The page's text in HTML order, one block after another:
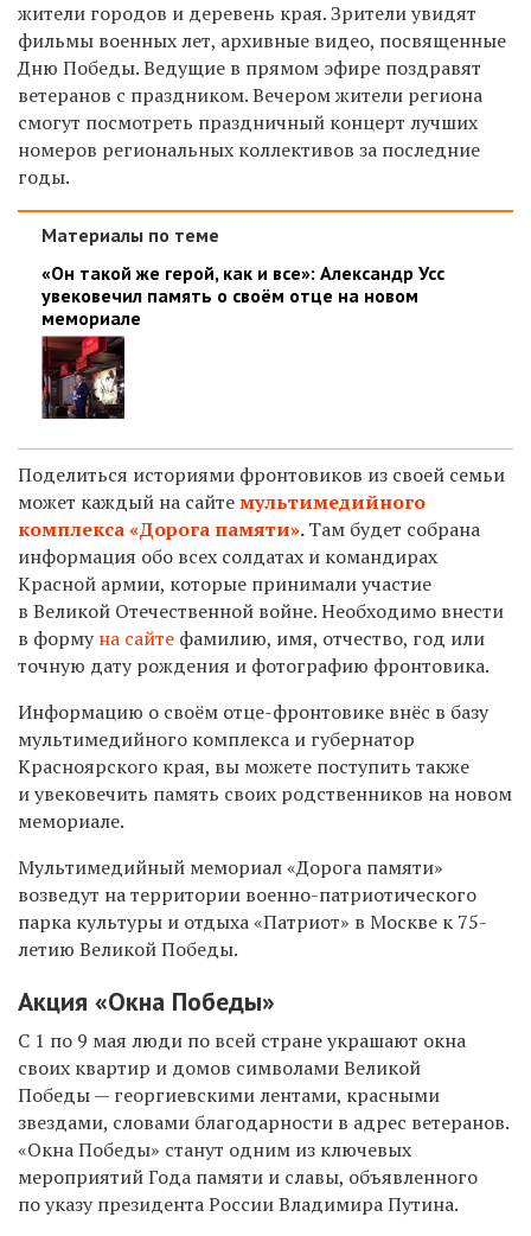
жители городов и деревень края. Зрители увидят
фильмы военных лет, архивные видео, посвященные
Дню Победы. Ведущие в прямом эфире поздравят
ветеранов с праздником. Вечером жители региона
смогут посмотреть праздничный концерт лучших
номеров региональных коллективов за последние
годы.
Материалы по теме
«Он такой же герой, как и все»: Александр Усс
увековечил память о своём отце на новом
мемориале
Поделиться историями фронтовиков из своей семьи
может каждый на сайтемультимедийного
комплекса «Дорога памяти».Там будет собрана
информация обо всех солдатах и командирах
Красной армии, которые принимали участие
в Великой Отечественной войне.Необходимо внести
в формуна сайте фамилию, имя, отчество, год или
точную дату рождения и фотографию фронтовика.
Информацию о своём отце-фронтовике внёс в базу
мультимедийного комплекса и губернатор
Красноярского края, вы можете поступить также
и увековечить память своих родственников на новом
мемориале.
Мультимедийный мемориал «Дорога памяти»
возведут на территории военно-патриотического
парка культуры и отдыха «Патриот» в Москве к 75-
летию Великой Победы.
Акция «Окна Победы»
С 1 по 9 мая люди по всей стране украшают окна
своих квартир и домов символами Великой
Победы — георгиевскими лентами, красными
звездами, словами благодарности в адрес ветеранов.
«Окна Победы» станут одним из ключевых
мероприятий Года памяти и славы, объявленного
по указу президента России Владимира Путина.